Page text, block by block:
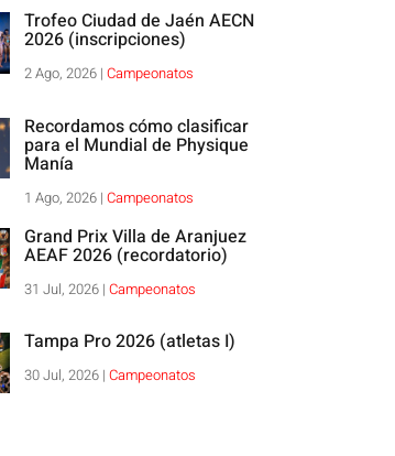
Trofeo Ciudad de Jaén AECN
2026 (inscripciones)
2 Ago, 2026| Campeonatos
Recordamos cómo clasificar
para el Mundial de Physique
Manía
1 Ago, 2026| Campeonatos
Grand Prix Villa de Aranjuez
AEAF 2026 (recordatorio)
31 Jul, 2026| Campeonatos
Tampa Pro 2026 (atletas I)
30 Jul, 2026| Campeonatos